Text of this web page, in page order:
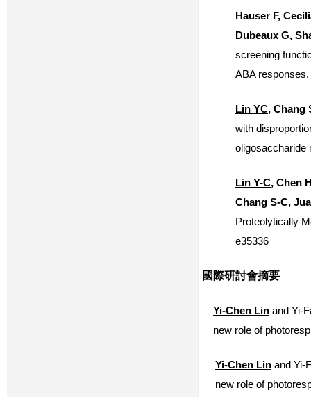
Hauser F,
Dubeaux G,
screening
ABA
Lin YC, Chang
with
oligosaccharide
Lin Y-C, Chen
Chang S-C,
Proteolytically
e35336
國際研討會摘要
Yi-Chen Lin and Yi-
new role of
Yi-Chen Linand Yi-
new role of